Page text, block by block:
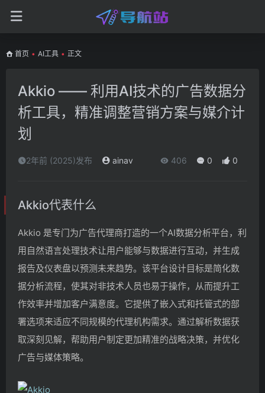
首页 • AI工具 • 正文
Akkio —— 利用AI技术的广告数据分
析工具，精准调整营销方案与媒介计
划
2年前 (2025)发布 ainav 406 0 0
Akkio代表什么
Akkio 是专门为广告代理商打造的一个AI数据分析平台，利
用自然语言处理技术让用户能够与数据进行互动，并生成
报告及仪表盘以预测未来趋势。该平台设计目标是简化数
据分析流程，使其对非技术人员也易于操作，从而提升工
作效率并增加客户满意度。它提供了嵌入式和托管式的部
署选项来适应不同规模的代理机构需求。通过解析数据获
取深刻见解，帮助用户制定更加精准的战略决策，并优化
广告与媒体策略。